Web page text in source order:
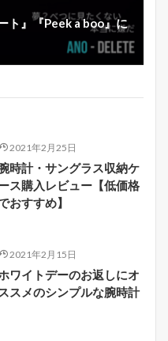
ト』『Peek a boo』に
2021年2月25日
時計・サングラス収納ケ
ス購入レビュー【低価格
おすすめ】
2021年2月15日
ワイトデーのお返しにオ
ススメのシンプルな腕時計